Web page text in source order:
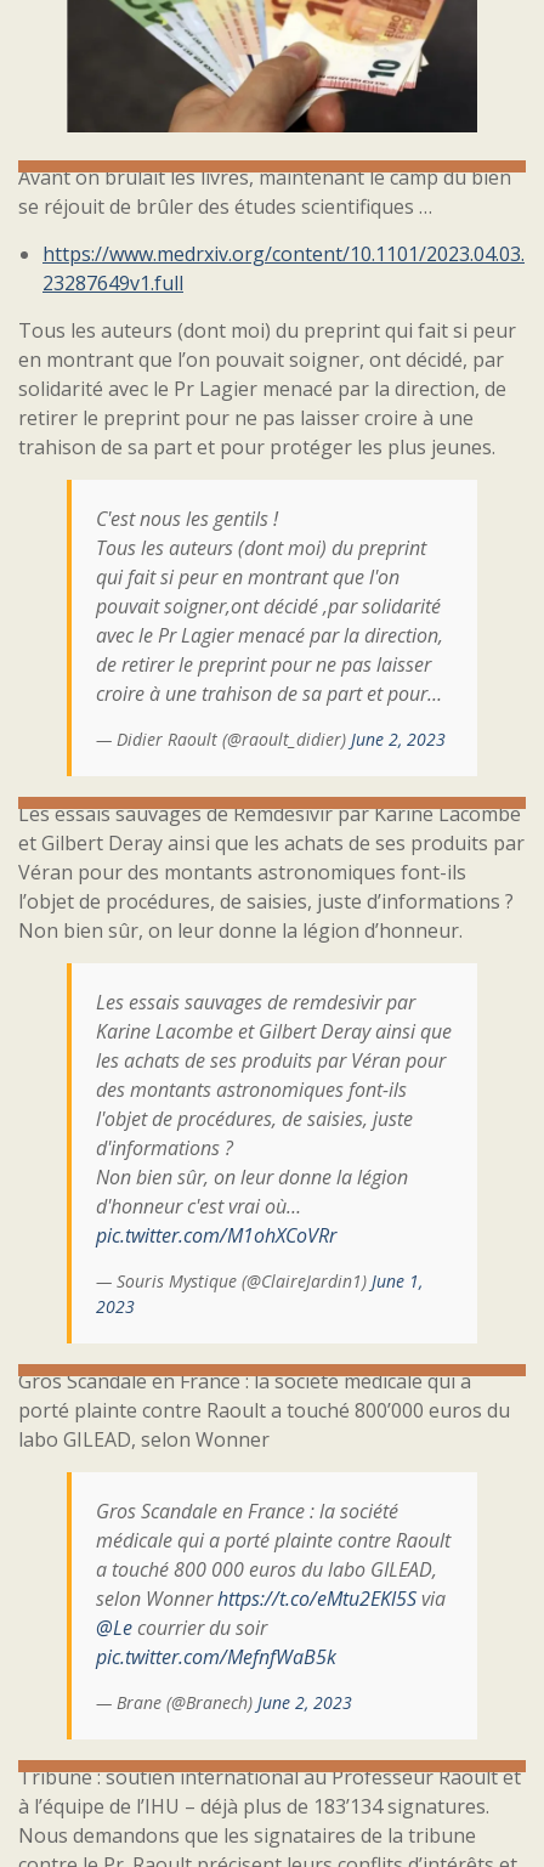
Avant on brûlait les livres, maintenant le camp du bien
se réjouit de brûler des études scientifiques …
https://www.medrxiv.org/content/10.1101/2023.04.03.
23287649v1.full
Tous les auteurs (dont moi) du preprint qui fait si peur
en montrant que l’on pouvait soigner, ont décidé, par
solidarité avec le Pr Lagier menacé par la direction, de
retirer le preprint pour ne pas laisser croire à une
trahison de sa part et pour protéger les plus jeunes.
C'est nous les gentils !
Tous les auteurs (dont moi) du preprint
qui fait si peur en montrant que l'on
pouvait soigner,ont décidé ,par solidarité
avec le Pr Lagier menacé par la direction,
de retirer le preprint pour ne pas laisser
croire à une trahison de sa part et pour…
— Didier Raoult (@raoult_didier) June 2, 2023
Les essais sauvages de Remdesivir par Karine Lacombe
et Gilbert Deray ainsi que les achats de ses produits par
Véran pour des montants astronomiques font-ils
l’objet de procédures, de saisies, juste d’informations ?
Non bien sûr, on leur donne la légion d’honneur.
Les essais sauvages de remdesivir par
Karine Lacombe et Gilbert Deray ainsi que
les achats de ses produits par Véran pour
des montants astronomiques font-ils
l'objet de procédures, de saisies, juste
d'informations ?
Non bien sûr, on leur donne la légion
d'honneur c'est vrai où…
pic.twitter.com/M1ohXCoVRr
— Souris Mystique (@ClaireJardin1) June 1,
2023
Gros Scandale en France : la société médicale qui a
porté plainte contre Raoult a touché 800’000 euros du
labo GILEAD, selon Wonner
Gros Scandale en France : la société
médicale qui a porté plainte contre Raoult
a touché 800 000 euros du labo GILEAD,
selon Wonnerhttps://t.co/eMtu2EKl5Svia
@Lecourrier du soir
pic.twitter.com/MefnfWaB5k
— Brane (@Branech) June 2, 2023
Tribune : soutien international au Professeur Raoult et
à l’équipe de l’IHU – déjà plus de 183’134 signatures.
Nous demandons que les signataires de la tribune